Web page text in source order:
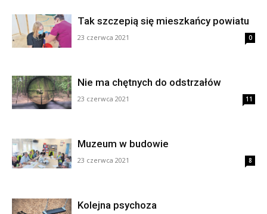
Tak szczepią się mieszkańcy powiatu
23 czerwca 2021 0
Nie ma chętnych do odstrzałów
23 czerwca 2021 11
Muzeum w budowie
23 czerwca 2021 8
Kolejna psychoza